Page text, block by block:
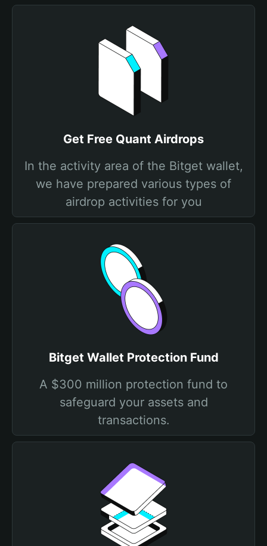
Get Free Quant Airdrops
In the activity area of the Bitget wallet,
we have prepared various types of
airdrop activities for you
Bitget Wallet Protection Fund
A $300 million protection fund to
safeguard your assets and
transactions.